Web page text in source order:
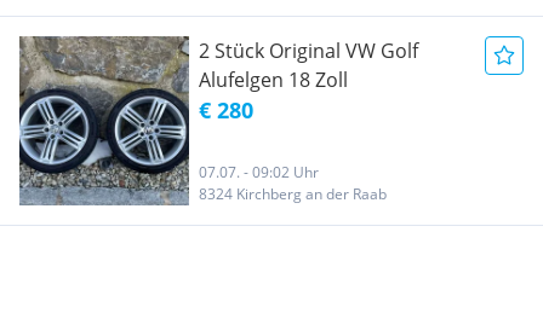
2 Stück Original VW Golf
Alufelgen 18 Zoll
€ 280
07.07. - 09:02 Uhr
8324 Kirchberg an der Raab